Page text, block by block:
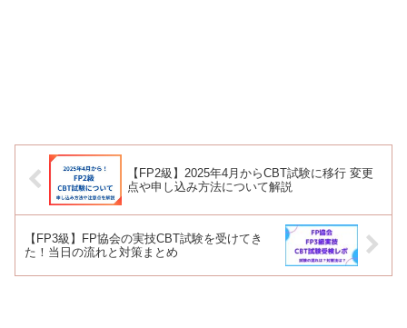
【FP2級】2025年4月からCBT試験に移行 変更
点や申し込み方法について解説
【FP3級】FP協会の実技CBT試験を受けてき
た！当日の流れと対策まとめ